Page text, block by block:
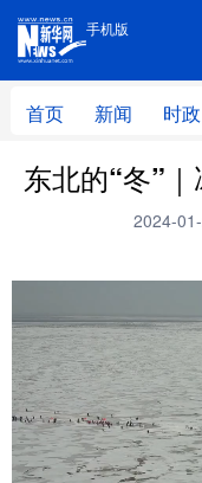
手机版
首页 新闻 时政
手机版
首页
文化
体育
地方频道
北京
东北的“冬”
2024-